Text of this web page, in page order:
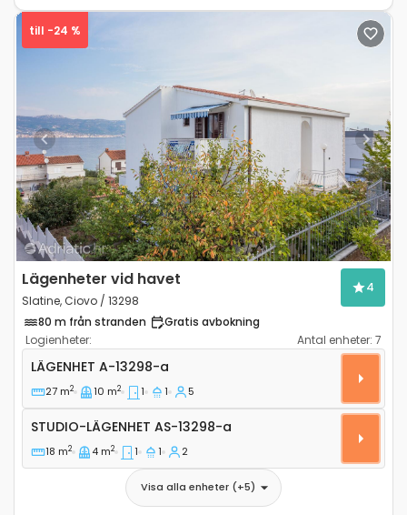
Previous Next
till -24 %
Lägenheter vid havet
Slatine, Ciovo / 13298
4
80 m från stranden
Gratis avbokning
Logienheter:
Antal enheter: 7
Ettrumslägenhet Slatine, Ciovo A-13298-a
LÄGENHET A-13298-a
27 m2 10 m2 1 1 5
Studio-lägenhet AS-13298-a
STUDIO-LÄGENHET AS-13298-a
18 m2 4 m2 1 1 2
Visa alla enheter (+5)